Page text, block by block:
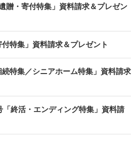
贈・寄付特集」資料請求＆プレゼン
特集」資料請求＆プレゼント
特集／シニアホーム特集」資料請求
「終活・エンディング特集」資料請